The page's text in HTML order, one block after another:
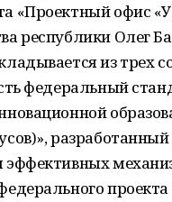
«Проектный офис
республики Олег
из трех
федеральный
эффективных